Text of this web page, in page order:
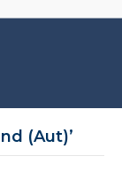
(Aut)’